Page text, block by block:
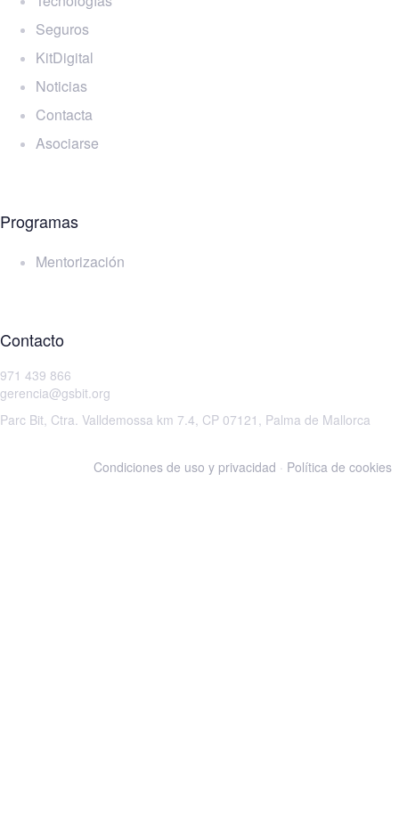
Seguros
KitDigital
Noticias
Contacta
Asociarse
Programas
Mentorización
Contacto
971 439 866
gerencia@gsbit.org
Parc Bit, Ctra. Valldemossa km 7.4, CP 07121, Palma de Mallorca
Condiciones de uso y privacidad · Política de cookies